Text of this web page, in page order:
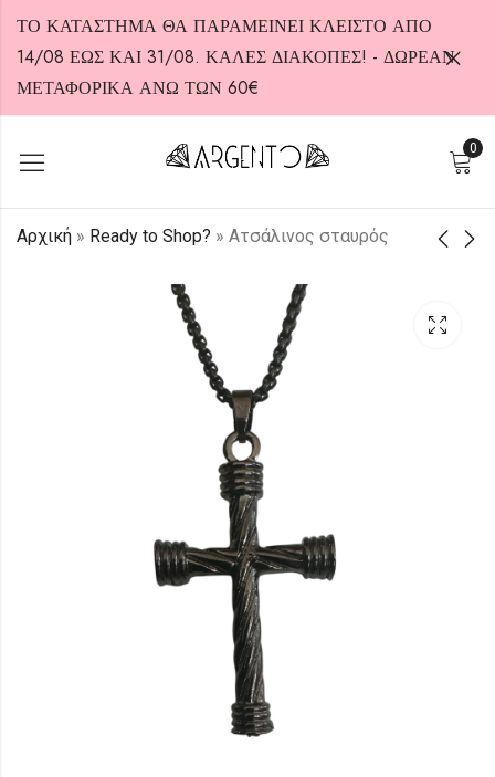
ΤΟ ΚΑΤΑΣΤΗΜΑ ΘΑ ΠΑΡΑΜΕΙΝΕΙ ΚΛΕΙΣΤΟ ΑΠΟ
14/08 ΕΩΣ ΚΑΙ 31/08. ΚΑΛΕΣ ΔΙΑΚΟΠΕΣ! - ΔΩΡΕΑΝ
ΜΕΤΑΦΟΡΙΚΑ ΑΝΩ ΤΩΝ 60€
0
Αρχική » Ready to Shop? » Aτσάλινος σταυρός
Aτσάλινο κολιέ